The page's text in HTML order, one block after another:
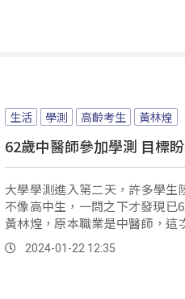
生活 學測 高齡考生 黃林煌
62歲中醫師參加學測 目標
大學學測進入第二天，許多學
不像高中生，一問之下才發現已
黃林煌，原本職業是中醫師，這
考試有信心。
2024-01-22 12:35